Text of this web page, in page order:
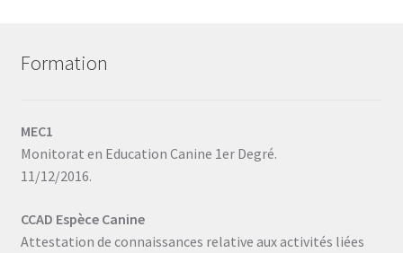
Formation
MEC1
Monitorat en Education Canine 1er Degré.
11/12/2016.
CCAD Espèce Canine
Attestation de connaissances relative aux activités liées